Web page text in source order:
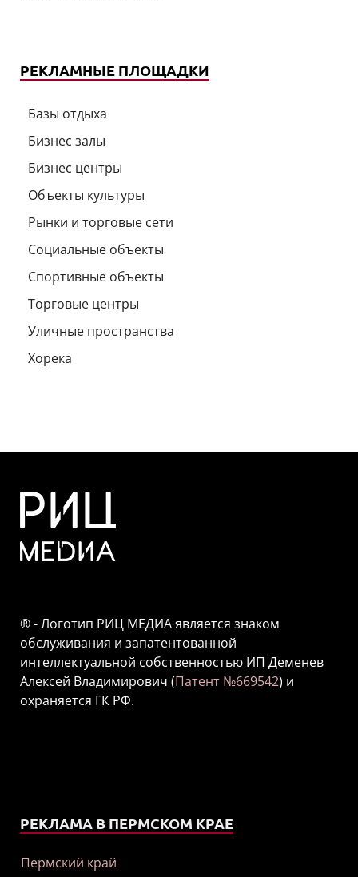
РЕКЛАМНЫЕ ПЛОЩАДКИ
Базы отдыха
Бизнес залы
Бизнес центры
Объекты культуры
Рынки и торговые сети
Социальные объекты
Спортивные объекты
Торговые центры
Уличные пространства
Хорека
® - Логотип РИЦ МЕДИА является знаком
обслуживания и запатентованной
интеллектуальной собственностью ИП Деменев
Алексей Владимирович (Патент №669542) и
охраняется ГК РФ.
РЕКЛАМА В ПЕРМСКОМ КРАЕ
Пермский край